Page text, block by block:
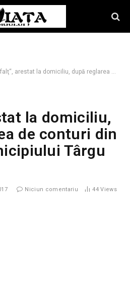
arestat la domiciliu, după reglarea de conturi din centrul municipiului Târgu Jiu
la domiciliu,
de conturi din
Târgu
Niciun comentariu 44Views